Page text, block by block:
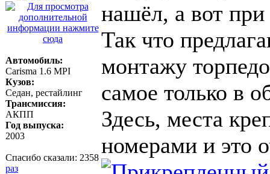
Автомобиль:
Carisma 1.6 MPI
Кузов:
Седан, рестайлинг
Трансмиссия:
АКПП
Год выпуска:
2003
Спасибо сказали: 2358
раз
нашёл, а вот при
Так что
монтажу
самое только в
Здесь, места
номерами и это